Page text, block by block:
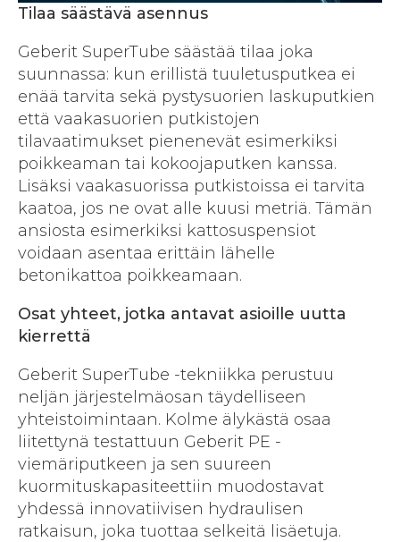
Tilaa säästävä asennus
Geberit SuperTube säästää tilaa joka
suunnassa: kun erillistä tuuletusputkea ei
enää tarvita sekä pystysuorien laskuputkien
että vaakasuorien putkistojen
tilavaatimukset pienenevät esimerkiksi
poikkeaman tai kokoojaputken kanssa.
Lisäksi vaakasuorissa putkistoissa ei tarvita
kaatoa, jos ne ovat alle kuusi metriä. Tämän
ansiosta esimerkiksi kattosuspensiot
voidaan asentaa erittäin lähelle
betonikattoa poikkeamaan.
Osat yhteet, jotka antavat asioille uutta
kierrettä
Geberit SuperTube -tekniikka perustuu
neljän järjestelmäosan täydelliseen
yhteistoimintaan. Kolme älykästä osaa
liitettynä testattuun Geberit PE -
viemäriputkeen ja sen suureen
kuormituskapasiteettiin muodostavat
yhdessä innovatiivisen hydraulisen
ratkaisun, joka tuottaa selkeitä lisäetuja.